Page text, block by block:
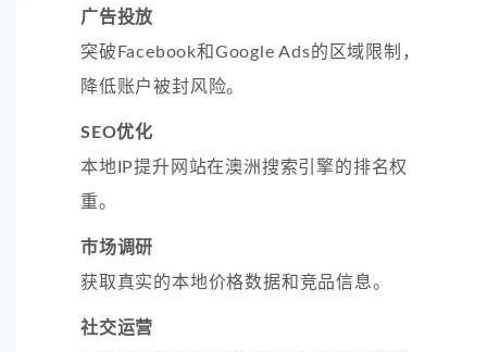
广告投放
突破Facebook和Google Ads的区域限制，
降低账户被封风险。
SEO优化
本地IP提升网站在澳洲搜索引擎的排名权
重。
市场调研
获取真实的本地价格数据和竞品信息。
社交运营